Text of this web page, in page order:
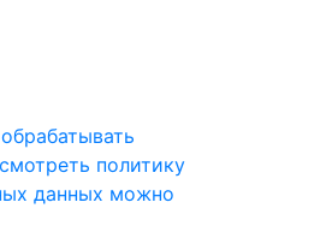
политику
данных можно